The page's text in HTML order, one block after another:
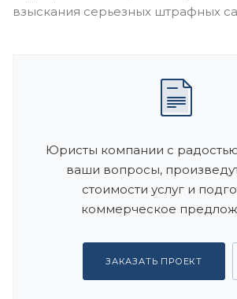
взыскания серьезных штрафных
Юристы компании с радостью
ваши вопросы,
стоимости услуг и
коммерческое
ЗАКАЗАТЬ ПРОЕКТ